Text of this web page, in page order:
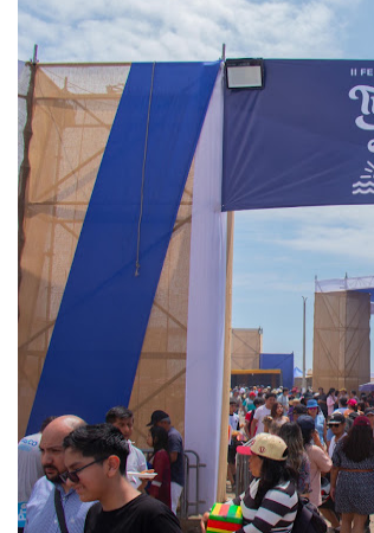
Decano de Economistas:
Concrevía impulsa la
ADAS: QUEDAN MENOS DE 90
Construye Experto de
OSIPTEL frente a robo de
IPE: Nuevo gobierno debe
HIDRANDINA ALERTA
HIDRANDINA ADVIERTE
HASTA EL 2 DE AGOSTO
La UDEP aplicará el Test de